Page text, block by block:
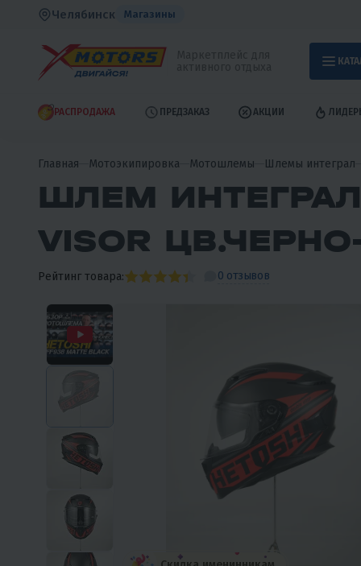
Челябинск Магазины
РАСПРОДАЖА ПРЕДЗАКАЗ АКЦИИ
Главная Мотоэкипировка Мотошлемы Шлемы интеграл
ШЛЕМ ИНТЕГРАЛ
VISOR
Рейтинг товара: 0 отзывов